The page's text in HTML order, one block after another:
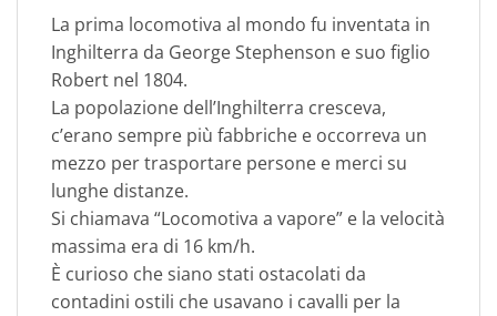
La prima locomotiva al mondo fu inventata in
Inghilterra da George Stephenson e suo figlio
Robert nel 1804.
La popolazione dell’Inghilterra cresceva,
c’erano sempre più fabbriche e occorreva un
mezzo per trasportare persone e merci su
lunghe distanze.
Si chiamava “Locomotiva a vapore” e la velocità
massima era di 16 km/h.
È curioso che siano stati ostacolati da
contadini ostili che usavano i cavalli per la